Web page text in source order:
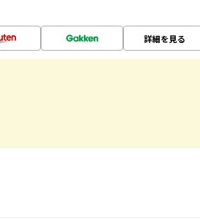
詳細を見る